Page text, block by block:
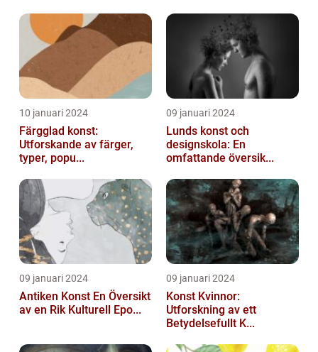
10 januari 2024
Färgglad konst:
Utforskande av färger,
typer, popu...
09 januari 2024
Lunds konst och
designskola: En
omfattande översik...
09 januari 2024
Antiken Konst En Översikt
av en Rik Kulturell Epo...
09 januari 2024
Konst Kvinnor:
Utforskning av ett
Betydelsefullt K...